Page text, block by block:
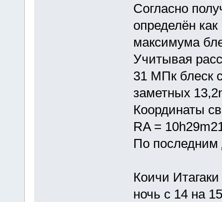
Согласно
определён
максимума
Учитывая
31 МПк блеск
заметных
Координаты
RA =
По последним
Коичи
ночь с 14 на